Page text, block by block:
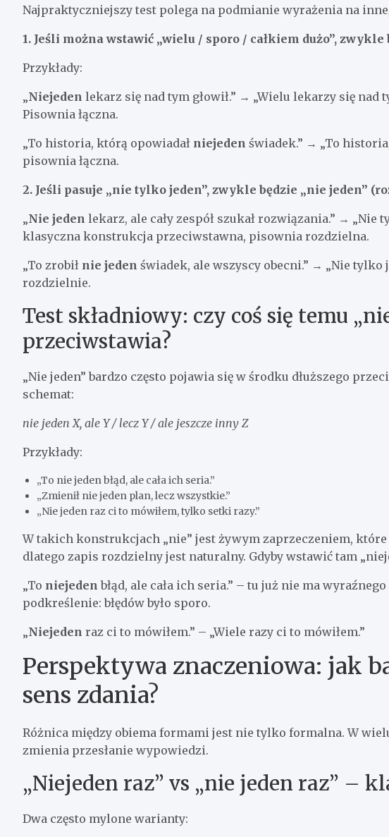
Najpraktyczniejszy test polega na podmianie wyrażenia na
1. Jeśli można wstawić „wielu / sporo / całkiem dużo”, zwykle
Przykłady:
„Niejeden lekarz się nad tym głowił.” → „Wielu lekarzy się nad
Pisownia łączna.
„To historia, którą opowiadał niejeden świadek.” → „To
pisownia łączna.
2. Jeśli pasuje „nie tylko jeden”, zwykle będzie „nie jeden”
„Nie jeden lekarz, ale cały zespół szukał rozwiązania.” → „Nie
klasyczna konstrukcja przeciwstawna, pisownia rozdzielna.
„To zrobił nie jeden świadek, ale wszyscy obecni.” → „Nie tylko
rozdzielnie.
Test składniowy: czy coś się temu
przeciwstawia?
„Nie jeden” bardzo często pojawia się w środku dłuższego
schemat:
nie jeden X, ale Y / lecz Y / ale jeszcze inny Z
Przykłady:
„To nie jeden błąd, ale cała ich seria.”
„Zmienił nie jeden plan, lecz wszystkie.”
„Nie jeden raz ci to mówiłem, tylko setki razy.”
W takich konstrukcjach „nie” jest żywym zaprzeczeniem,
dlatego zapis rozdzielny jest naturalny. Gdyby wstawić tam
„To niejeden błąd, ale cała ich seria.” – tu już nie ma
podkreślenie: błędów było sporo.
„Niejeden raz ci to mówiłem.” – „Wiele razy ci to mówiłem.”
Perspektywa znaczeniowa: jak
sens zdania?
Różnica między obiema formami jest nie tylko formalna. W
zmienia przesłanie wypowiedzi.
„Niejeden raz” vs „nie jeden raz” –
Dwa często mylone warianty: